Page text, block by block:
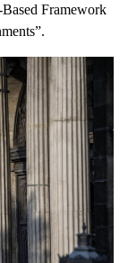
Framework